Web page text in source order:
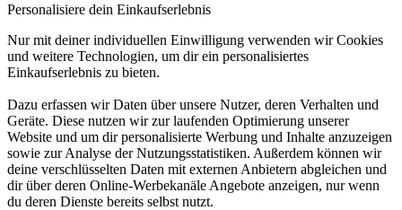
Personalisiere dein Einkaufserlebnis
Nur mit deiner individuellen Einwilligung verwenden wir Cookies
und weitere Technologien, um dir ein personalisiertes
Einkaufserlebnis zu bieten.
Dazu erfassen wir Daten über unsere Nutzer, deren Verhalten und
Geräte. Diese nutzen wir zur laufenden Optimierung unserer
Website und um dir personalisierte Werbung und Inhalte anzuzeigen
sowie zur Analyse der Nutzungsstatistiken. Außerdem können wir
deine verschlüsselten Daten mit externen Anbietern abgleichen und
dir über deren Online-Werbekanäle Angebote anzeigen, nur wenn
du deren Dienste bereits selbst nutzt.